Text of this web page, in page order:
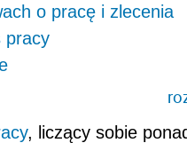
o pracę i zlecenia
pracy
, liczący sobie